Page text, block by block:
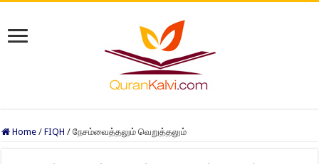
Home / FIQH / நேசம்வைத்தலும் வெறுத்தலும்